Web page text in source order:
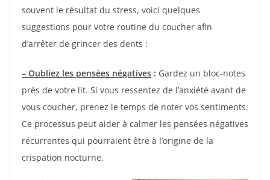
souvent le résultat du stress, voici quelques
suggestions pour votre routine du coucher afin
d’arrêter de grincer des dents :
– Oubliez les pensées négatives : Gardez un bloc-notes
près de votre lit. Si vous ressentez de l’anxiété avant de
vous coucher, prenez le temps de noter vos sentiments.
Ce processus peut aider à calmer les pensées négatives
récurrentes qui pourraient être à l’origine de la
crispation nocturne.